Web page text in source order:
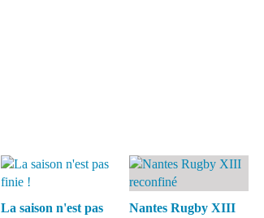
La saison n'est pas
Nantes Rugby XIII